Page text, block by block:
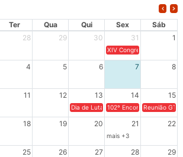
Ter Qua Qui Sex
Sáb
28 29 30 31 1
XIV Congresso Brasileiro
4 5 6 7 8
11 12 13 14 15
Dia de Luta em Defesa de Cuba e da
102º Encontro da
Reunião
18 19 20 21 22
mais +3
25 26 27 28 29